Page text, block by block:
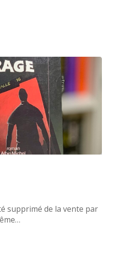
supprimé de la vente par